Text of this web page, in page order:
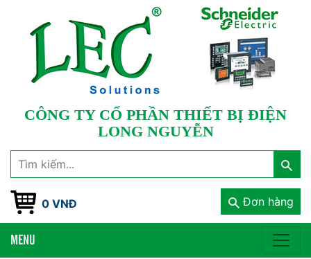
CÔNG TY CỔ PHẦN THIẾT BỊ ĐIỆN
LONG NGUYỄN
0 VNĐ Đơn hàng
MENU